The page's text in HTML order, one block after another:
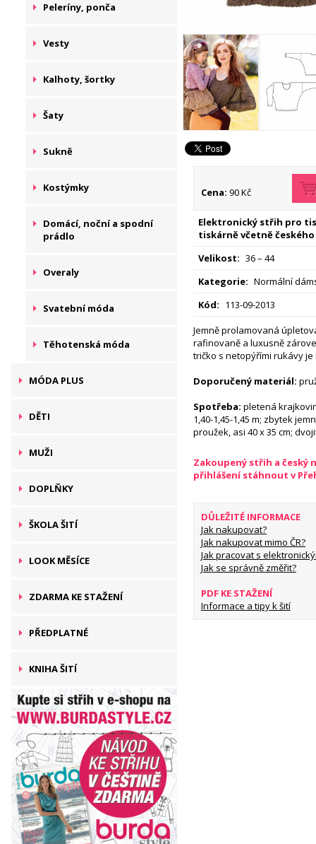
Peleríny, ponča
Vesty
Kalhoty, šortky
Šaty
Sukně
Kostýmky
Domácí, noční a spodní
prádlo
Overaly
Svatební móda
Těhotenská móda
MÓDA PLUS
DĚTI
MUŽI
DOPLŇKY
ŠKOLA ŠITÍ
LOOK MĚSÍCE
ZDARMA KE STAŽENÍ
PŘEDPLATNÉ
KNIHA ŠITÍ
Cena: 90 Kč
Elektronický střih pro
tiskárně včetně českého
Velikost: 36 – 44
Kategorie: Normální
Kód: 113-09-2013
Jemně prolamovaná
rafinovaně a luxusně
tričko s netopýřími rukávy
Doporučený materiál:
Spotřeba: pletená
1,40-1,45-1,45 m; zbytek
proužek, asi 40 x 35 cm;
Zakoupený střih a český
přihlášení stáhnout v
DŮLEŽITÉ INFORMACE
Jak nakupovat?
Jak nakupovat mimo ČR?
Jak pracovat s
Jak se správně změřit?
PDF KE STAŽENÍ
Informace a tipy k šití